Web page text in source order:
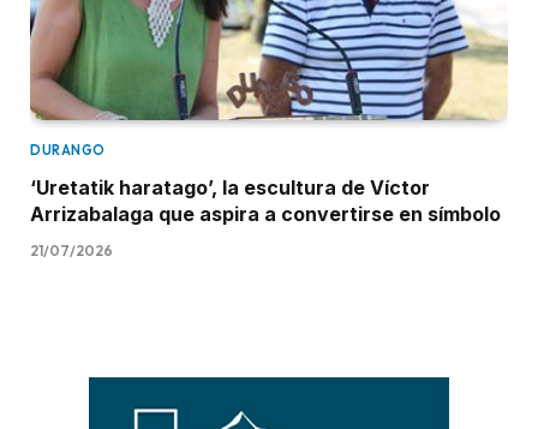
DURANGO
‘Uretatik haratago’, la escultura de Víctor
Arrizabalaga que aspira a convertirse en símbolo
21/07/2026